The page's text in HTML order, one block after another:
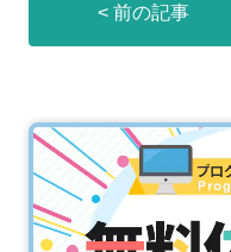
< 前の記事